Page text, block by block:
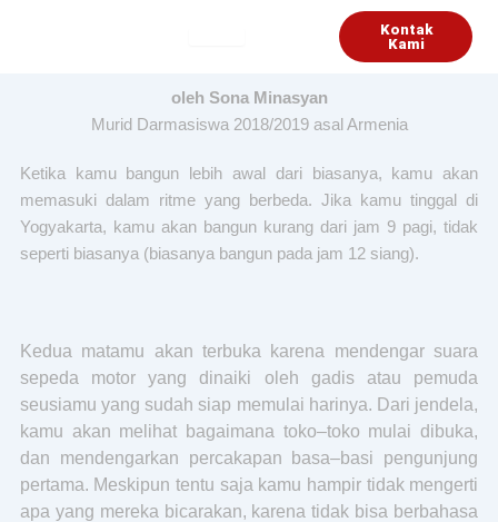
Kontak
Kami
oleh Sona Minasyan
Murid Darmasiswa 2018/2019 asal Armenia
Ketika kamu bangun lebih awal dari biasanya, kamu akan
memasuki dalam ritme yang berbeda. Jika kamu tinggal di
Yogyakarta, kamu akan bangun kurang dari jam 9 pagi, tidak
seperti biasanya (biasanya bangun pada jam 12 siang).
Kedua matamu akan terbuka karena mendengar suara
sepeda motor yang dinaiki oleh gadis atau pemuda
seusiamu yang sudah siap memulai harinya. Dari jendela,
kamu akan melihat bagaimana toko–toko mulai dibuka,
dan mendengarkan percakapan basa–basi pengunjung
pertama. Meskipun tentu saja kamu hampir tidak mengerti
apa yang mereka bicarakan, karena tidak bisa berbahasa